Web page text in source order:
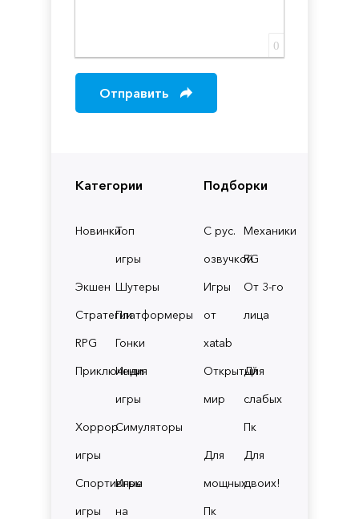
Категории
НовинкиТоп
игры
Экшен Шутеры
СтратегииПлатформеры
RPG
Гонки
Приключения
Инди
игры
Хоррор
игры
Симуляторы
Спортивные
игры
Игры
на
Подборки
С рус.
озвучкой
Механики
RG
Игры
от
xatab
От 3-го
лица
Открытый
мир
Для
слабых
Пк
Для
мощных
Пк
Для
двоих!
0
Отправить